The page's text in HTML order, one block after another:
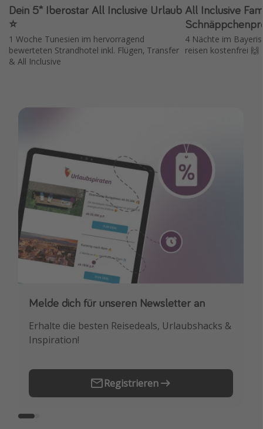
Dein 5* Iberostar All Inclusive Urlaub
⭐️
1 Woche Tunesien im hervorragend
bewerteten Strandhotel inkl. Flügen, Transfer
& All Inclusive
All Inclusive
4 Nächte im
reisen kostenfrei 🙌
Melde dich für unseren Newsletter an
Erhalte die besten Reisedeals, Urlaubshacks &
Inspiration!
Registrieren
Downloade unsere App
Buche die besten Reiseschnäppchen als
Erstes.